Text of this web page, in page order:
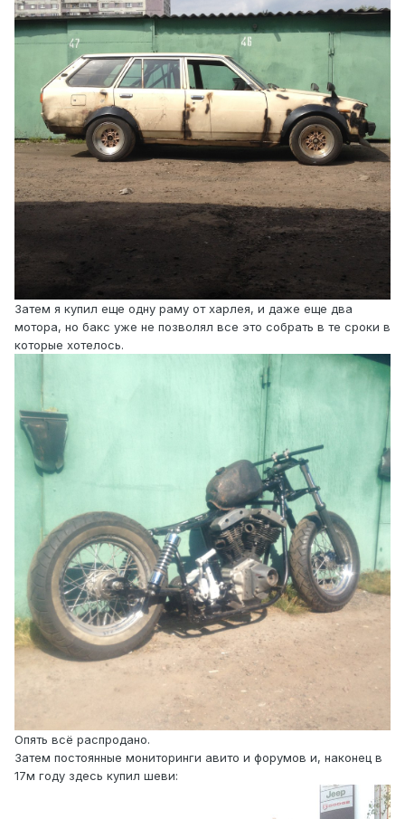
Затем я купил еще одну раму от харлея, и даже еще два
мотора, но бакс уже не позволял все это собрать в те сроки в
которые хотелось.
Опять всё распродано.
Затем постоянные мониторинги авито и форумов и, наконец в
17м году здесь купил шеви: